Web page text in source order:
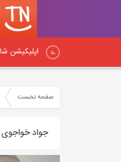
اپلیکیشن
نکات اساسی
نکات مهم
صفحه نخست
جواد